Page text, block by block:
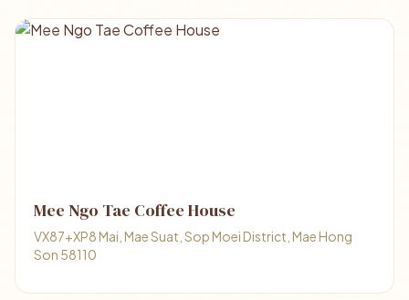
Mee Ngo Tae Coffee House
VX87+XP8 Mai, Mae Suat, Sop Moei District, Mae Hong
Son 58110